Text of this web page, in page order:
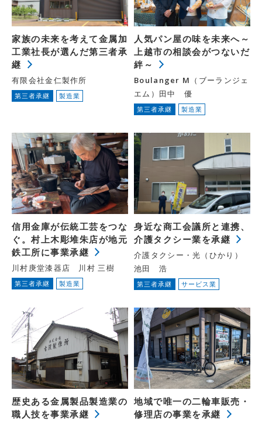
家族の未来を考えて金属加
工業社長が選んだ第三者承
継
有限会社金仁製作所
第三者承継 製造業
人気パン屋の味を未来へ～
上越市の相談会がつないだ
絆～
Boulanger M（ブーランジェ
エム）田中 優
第三者承継 製造業
信用金庫が伝統工芸をつな
ぐ。村上木彫堆朱店が地元
鉄工所に事業承継
川村庚堂漆器店 川村 三樹
第三者承継 製造業
身近な商工会議所と連携、
介護タクシー業を承継
介護タクシー・光（ひかり）
池田 浩
第三者承継 サービス業
歴史ある金属製品製造業の
職人技を事業承継
地域で唯一の二輪車販売・
修理店の事業を承継